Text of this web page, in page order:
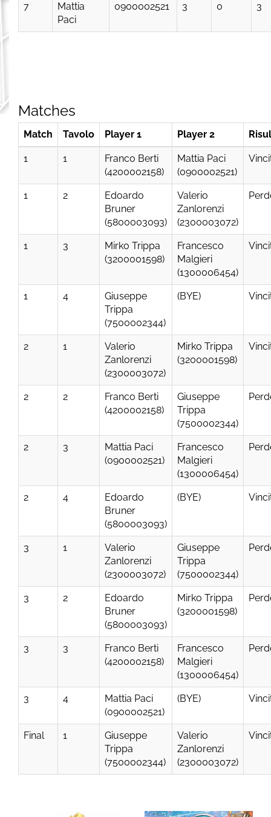
7
Mattia
Paci
0900002521 3 0 3
Matches
Match Tavolo Player 1 Player 2
1 1
Franco Berti
(4200002158)
Mattia Paci
(0900002521)
1 2
Edoardo
Bruner
(5800003093)
Valerio
Zanlorenzi
(2300003072)
1 3
Mirko Trippa
(3200001598)
Francesco
Malgieri
(1300006454)
1 4
Giuseppe
Trippa
(7500002344)
(BYE)
2 1
Valerio
Zanlorenzi
(2300003072)
Mirko Trippa
(3200001598)
2 2
Franco Berti
(4200002158)
Giuseppe
Trippa
(7500002344)
2 3
Mattia Paci
(0900002521)
Francesco
Malgieri
(1300006454)
2 4
Edoardo
Bruner
(5800003093)
(BYE)
3 1
Valerio
Zanlorenzi
(2300003072)
Giuseppe
Trippa
(7500002344)
3 2
Edoardo
Bruner
(5800003093)
Mirko Trippa
(3200001598)
3 3
Franco Berti
(4200002158)
Francesco
Malgieri
(1300006454)
3 4
Mattia Paci
(0900002521)
(BYE)
Final 1
Giuseppe
Trippa
(7500002344)
Valerio
Zanlorenzi
(2300003072)